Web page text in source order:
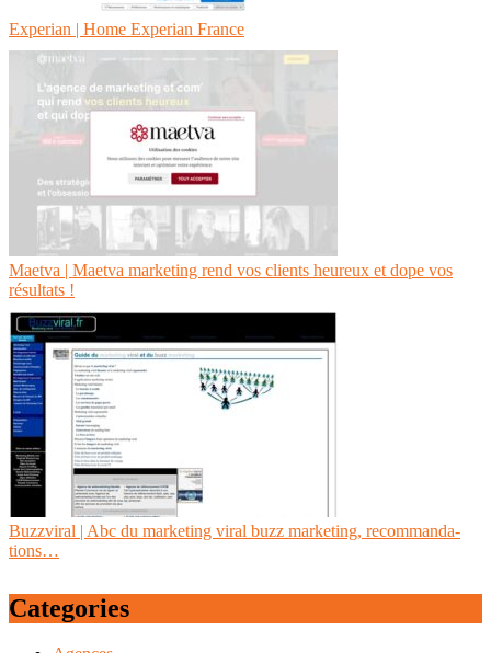
Experian | Home Experian France
Maetva | Maetva marketing rend vos clients heureux et dope vos
résultats !
Buzzviral | Abc du marketing viral buzz marketing, recom­man­da­
tions…
Categories